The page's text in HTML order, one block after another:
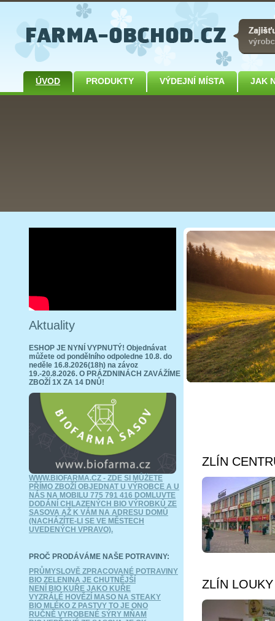
ÚVOD PRODUKTY VÝDEJNÍ MÍSTA JAK
Aktuality
ESHOP JE NYNÍ VYPNUTÝ! Objednávat
můžete od pondělního odpoledne 10.8. do
neděle 16.8.2026(18h) na závoz
19.-20.8.2026. O PRÁZDNINÁCH ZAVÁŽÍME
ZBOŽÍ 1X ZA 14 DNŮ!
WWW.BIOFARMA.CZ - ZDE SI MŮŽETE
PŘÍMO ZBOŽÍ OBJEDNAT U VÝROBCE A U
NÁS NA MOBILU 775 791 416 DOMLUVTE
DODÁNÍ CHLAZENÝCH BIO VÝROBKŮ ZE
SASOVA AŽ K VÁM NA ADRESU DOMŮ
(NACHÁZÍTE-LI SE VE MĚSTECH
UVEDENÝCH VPRAVO).
PROČ PRODÁVÁME NAŠE POTRAVINY:
PRŮMYSLOVĚ ZPRACOVANÉ POTRAVINY
BIO ZELENINA JE CHUTNĚJŠÍ
NENÍ BIO KUŘE JAKO KUŘE
VYZRÁLÉ HOVĚZÍ MASO NA STEAKY
BIO MLÉKO Z PASTVY TO JE ONO
RUČNĚ VYROBENÉ SÝRY MŇAM
ZLÍN
ZLÍN